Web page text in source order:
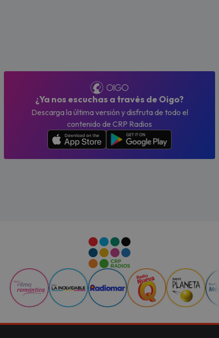
¿Ya nos escuchas a través de Oigo?
Descarga la última versión y disfruta de todo el
contenido de CRP Radios